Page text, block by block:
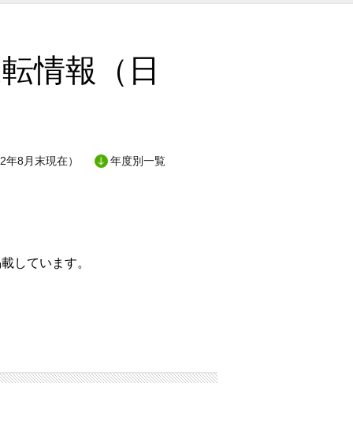
情報（日
8月末現在） 年度別一覧
しています。